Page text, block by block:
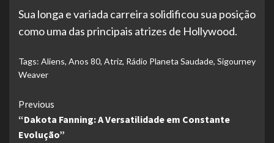
Sua longa e variada carreira solidificou sua posição
como uma das principais atrizes de Hollywood.
Tags: Aliens, Anos 80, Atriz, Rádio Planeta Saudade, Sigourney
Weaver
Continue
Reading
Previous
“Dakota Fanning: A Versatilidade em Constante
Evolução”